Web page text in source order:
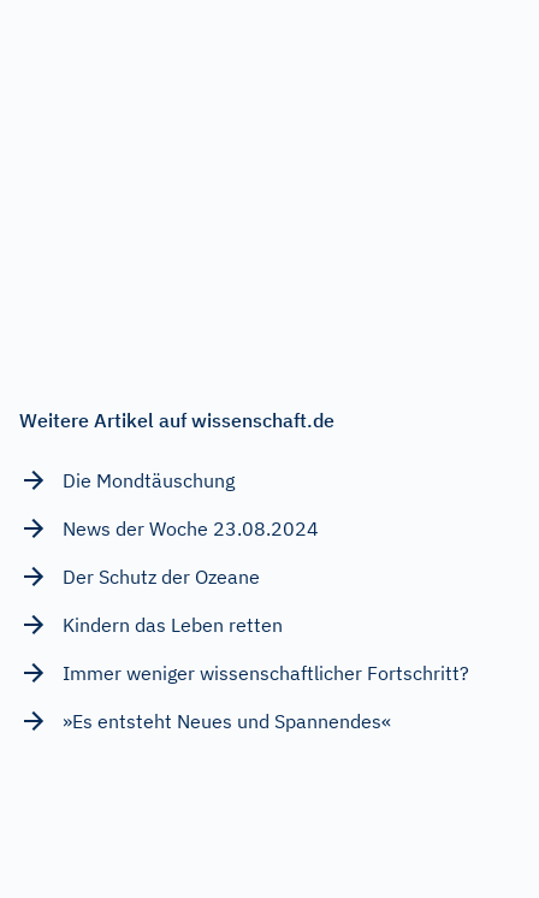
Weitere Artikel auf wissenschaft.de
Die Mondtäuschung
News der Woche 23.08.2024
Der Schutz der Ozeane
Kindern das Leben retten
Immer weniger wissenschaftlicher Fortschritt?
»Es entsteht Neues und Spannendes«